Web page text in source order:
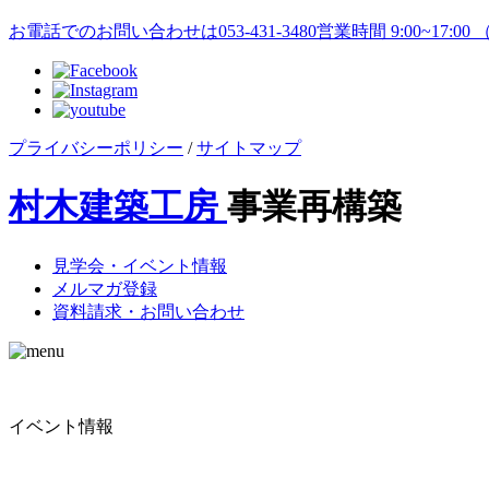
お電話でのお問い合わせは053-431-3480営業時間 9:00~17:00
プライバシーポリシー /サイトマップ
村木建築工房 事業再構築
見学会・イベント情報
メルマガ登録
資料請求・お問い合わせ
イベント情報